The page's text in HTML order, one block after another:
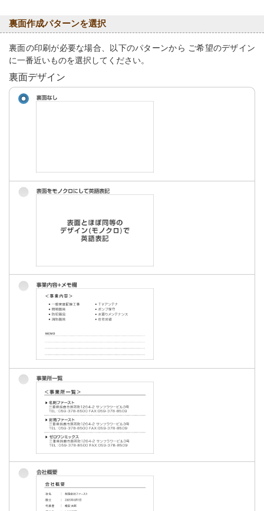
裏面作成パターンを選択
裏面の印刷が必要な場合、以下のパターンから ご希望のデザイン
に一番近いものを選択してください。
裏面デザイン